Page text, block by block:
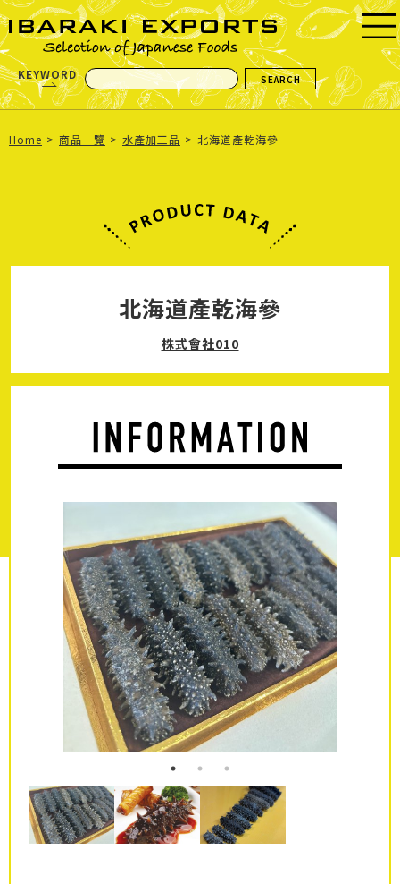
KEYWORD
Home 商品一覽 水產加工品 北海道產乾海參
北海道產乾海參
株式會社010